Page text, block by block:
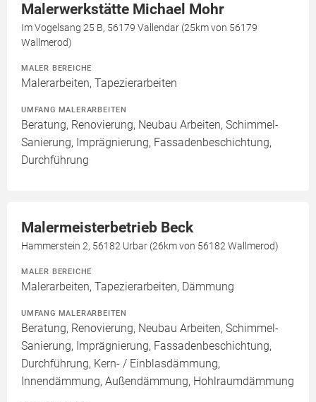
Malerwerkstätte Michael Mohr
Im Vogelsang 25 B, 56179 Vallendar (25km von 56179
Wallmerod)
MALER BEREICHE
Malerarbeiten, Tapezierarbeiten
UMFANG MALERARBEITEN
Beratung, Renovierung, Neubau Arbeiten, Schimmel-
Sanierung, Imprägnierung, Fassadenbeschichtung,
Durchführung
Malermeisterbetrieb Beck
Hammerstein 2, 56182 Urbar (26km von 56182 Wallmerod)
MALER BEREICHE
Malerarbeiten, Tapezierarbeiten, Dämmung
UMFANG MALERARBEITEN
Beratung, Renovierung, Neubau Arbeiten, Schimmel-
Sanierung, Imprägnierung, Fassadenbeschichtung,
Durchführung, Kern- / Einblasdämmung,
Innendämmung, Außendämmung, Hohlraumdämmung